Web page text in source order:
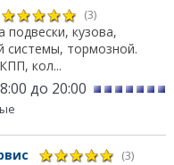
(3)
подвески, кузова,
системы, тормозной.
кол...
до 20:00
(3)